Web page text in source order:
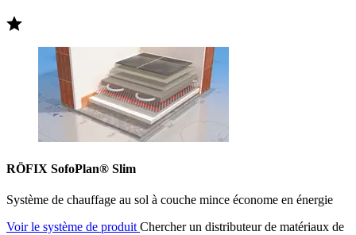
RÖFIX SofoPlan® Slim
Système de chauffage au sol à couche mince économe en énergie
Voir le système de produitChercher un distributeur de matériaux de